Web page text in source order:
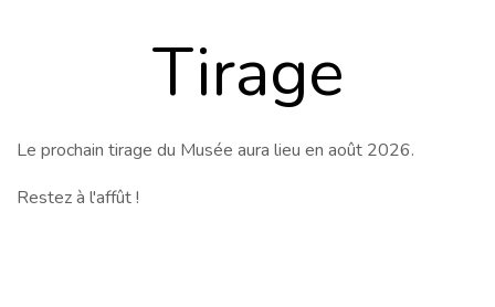
Tirage
Le prochain tirage du Musée aura lieu en août 2026.
Restez à l'affût !